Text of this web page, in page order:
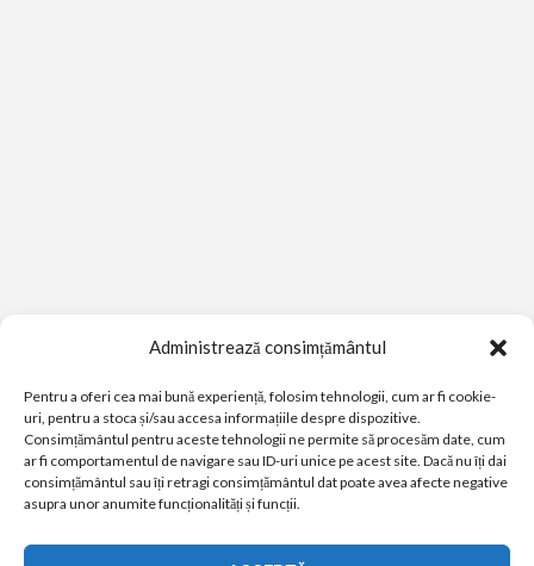
Administrează consimțământul
Pentru a oferi cea mai bună experiență, folosim tehnologii, cum ar fi cookie-
uri, pentru a stoca și/sau accesa informațiile despre dispozitive.
Consimțământul pentru aceste tehnologii ne permite să procesăm date, cum
ar fi comportamentul de navigare sau ID-uri unice pe acest site. Dacă nu îți dai
consimțământul sau îți retragi consimțământul dat poate avea afecte negative
asupra unor anumite funcționalități și funcții.